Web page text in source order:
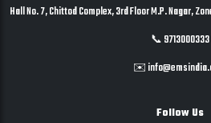
Hall No. 7, Chittod Complex, 3rd Floor M.P. Nagar,
📞 9713000333
✉️
Follow Us